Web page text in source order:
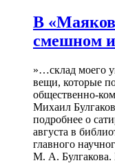
В
смешном
»…склад моего
вещи, которые
общественно-
Михаил
подробнее о
августа в
главного
М. А. Булгакова.